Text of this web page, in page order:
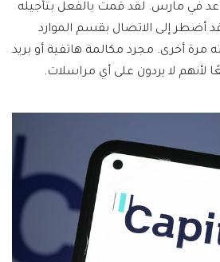
في مارس. لقد قمت بالفعل بتأجيله
قد أضطر إلى الاتصال بقسم الموارد
مرة أخرى. مجرد مكالمة هاتفية أو بريد
لأنهم لا يردون على أي مراسلات.